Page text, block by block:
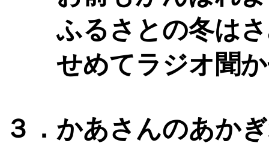
ふるさとの冬はさ
せめてラジオ聞か
３．かあさんのあか